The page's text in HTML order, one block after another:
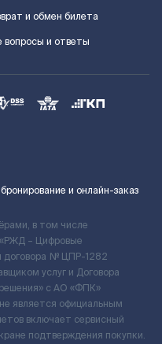
и обмен билета
вопросы и ответы
и онлайн-заказ
в том числе
– Цифровые
договора № ЦПР-1282
услуг и Договора
c АО «ФПК»
является официальным
включает сервисный
подтверждения покупки.